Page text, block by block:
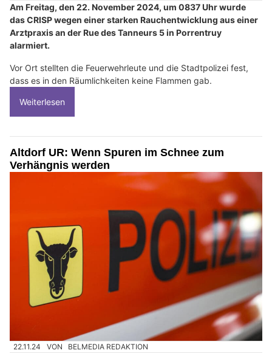
Am Freitag, den 22. November 2024, um 0837 Uhr wurde
das CRISP wegen einer starken Rauchentwicklung aus einer
Arztpraxis an der Rue des Tanneurs 5 in Porrentruy
alarmiert.
Vor Ort stellten die Feuerwehrleute und die Stadtpolizei fest,
dass es in den Räumlichkeiten keine Flammen gab.
Weiterlesen
Altdorf UR: Wenn Spuren im Schnee zum
Verhängnis werden
22.11.24 VON BELMEDIA REDAKTION